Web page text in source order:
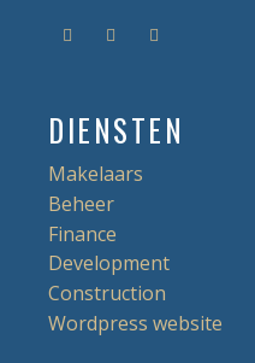
DIENSTEN
Makelaars
Beheer
Finance
Development
Construction
Wordpress website